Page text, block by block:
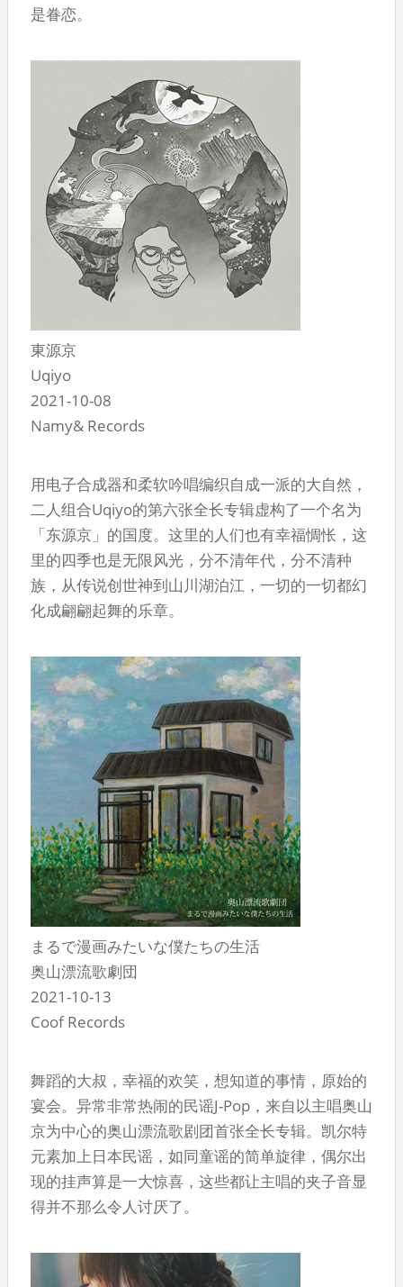
是眷恋。
東源京
Uqiyo
2021-10-08
Namy& Records
用电子合成器和柔软吟唱编织自成一派的大自然，
二人组合Uqiyo的第六张全长专辑虚构了一个名为
「东源京」的国度。这里的人们也有幸福惆怅，这
里的四季也是无限风光，分不清年代，分不清种
族，从传说创世神到山川湖泊江，一切的一切都幻
化成翩翩起舞的乐章。
まるで漫画みたいな僕たちの生活
奥山漂流歌劇団
2021-10-13
Coof Records
舞蹈的大叔，幸福的欢笑，想知道的事情，原始的
宴会。异常非常热闹的民谣J-Pop，来自以主唱奥山
京为中心的奥山漂流歌剧团首张全长专辑。凯尔特
元素加上日本民谣，如同童谣的简单旋律，偶尔出
现的挂声算是一大惊喜，这些都让主唱的夹子音显
得并不那么令人讨厌了。